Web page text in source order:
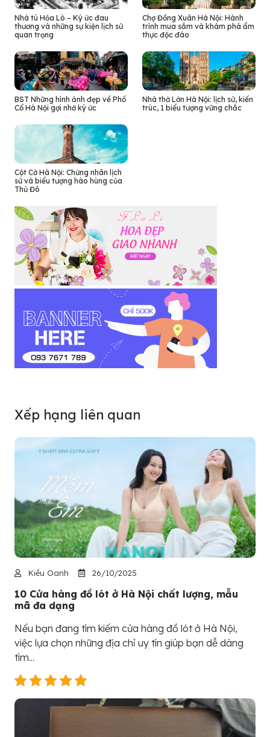
Nhà tù Hỏa Lò – Ký ức đau
thương và những sự kiện lịch sử
quan trọng
Chợ Đồng Xuân Hà Nội: Hành
trình mua sắm và khám phá ẩm
thực độc đáo
BST Những hình ảnh đẹp về Phố
Cổ Hà Nội gợi nhớ ký ức
Nhà thờ Lớn Hà Nội: lịch sử, kiến
trúc, 1 biểu tượng vững chắc
Cột Cờ Hà Nội: Chứng nhân lịch
sử và biểu tượng hào hùng của
Thủ Đô
Xếp hạng liên quan
Kiều Oanh 26/10/2025
10 Cửa hàng đồ lót ở Hà Nội chất lượng, mẫu
mã đa dạng
Nếu bạn đang tìm kiếm cửa hàng đồ lót ở Hà Nội,
việc lựa chọn những địa chỉ uy tín giúp bạn dễ dàng
tìm...